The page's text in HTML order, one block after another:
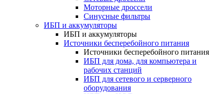
Моторные дроссели
Синусные фильтры
ИБП и аккумуляторы
ИБП и аккумуляторы
Источники бесперебойного питания
Источники бесперебойного питания
ИБП для дома, для компьютера и
рабочих станций
ИБП для сетевого и серверного
оборудования